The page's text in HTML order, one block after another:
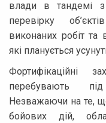
влади в тандемі з
перевірку
виконаних робіт та
які планується
Фортифікаційні
перебувають
Незважаючи на те,
бойових дій,